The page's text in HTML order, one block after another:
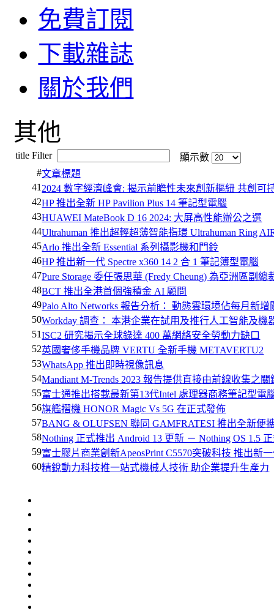
免費訂閱
下載雜誌
關於我們
其他
title Filter
顯示數
#文章標題
41 2024 數字經濟峰會: 揭示前瞻性未來創新樞紐 共創可
42HP 推出全新 HP Pavilion Plus 14 筆記型電腦
43HUAWEI MateBook D 16 2024: 大屏高性能辦公之選
44Ultrahuman 推出超輕超薄智能指環 Ultrahuman Ring
45Arlo 推出全新 Essential 系列攝影機和門鈴
46HP 推出新一代 Spectre x360 14 2 合 1 筆記簿型電腦
47Pure Storage 委任張思華 (Fredy Cheung) 為亞洲區副總
48BCT 推出全港首個強積金 AI 顧問
49Palo Alto Networks 報告分析： 動態雲環境佔每月新增
50Workday 調查： 本港企業在試用及推行人工智能及機
51ISC2 研究揭示全球錄達 400 萬網絡安全勞動力缺口
52英國奢侈手機品牌 VERTU 全新手機 METAVERTU2
53WhatsApp 推出即時視像訊息
54Mandiant M-Trends 2023 報告提供直接由前線收集之
55富士通推出搭載最新第13代Intel 處理器商務筆記型電
56旗艦摺機 HONOR Magic Vs 5G 在正式發佈
57BANG & OLUFSEN 聯同 GAMFRATESI 推出全新便
58Nothing 正式推出 Android 13 更新 － Nothing OS 1.5
59富士膠片商業創新ApeosPrint C5570突破科技 推出新
60精銳動力科技推一站式機械人技術 助企業提升生產力